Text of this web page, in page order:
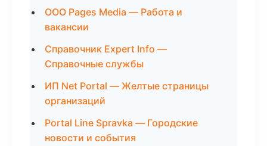
ООО Pages Media — Работа и
вакансии
Справочник Expert Info —
Справочные службы
ИП Net Portal — Желтые страницы
организаций
Portal Line Spravka — Городские
новости и события